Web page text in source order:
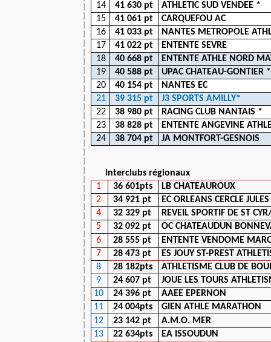
14
41 630 pt
ATHLETIC SUD VENDEE *
15
41 061 pt
CARQUEFOU AC
16
41 033 pt
NANTES METROPOLE
17
41 022 pt
ENTENTE SEVRE
18
40 668 pt
ENTENTE ATHLE NORD
19
40 588 pt
UPAC CHATEAU-GONTIER *
20
40 154 pt
NANTES EC
21
39 315 pt
J3 SPORTS AMILLY*
22
38 980 pt
RACING CLUB NANTAIS *
23
38 828 pt
ENTENTE ANGEVINE
24
38 704 pt JA MONTFORT-GESNOIS
Interclubs régionaux
1
36 601pts
LB CHATEAUROUX
2
34 921 pt
EC ORLEANS CERCLE
4
32 329 pt
REVEIL SPORTIF DE ST
5
32 092 pt
OC CHATEAUDUN
6
28 555 pt
ENTENTE VENDOME
7
28 473 pt
ES JOUY ST-PREST
8
28 182pts
ATHLETISME CLUB DE
9
24 607 pt
JOUE LES TOURS
10
24 396 pt
AAEE EPERNON
11
24 004pts
GIEN ATHLE MARATHON
12
23 142 pt
A.M.O. MER
13
22 634pts
EA ISSOUDUN